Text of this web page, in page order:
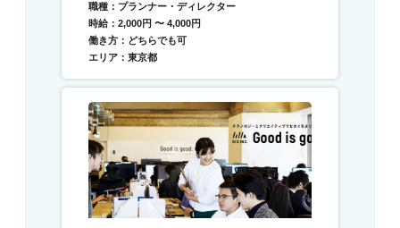
職種：プランナー・ディレクター
時給：2,000円 〜 4,000円
働き方：どちらでも可
エリア：東京都